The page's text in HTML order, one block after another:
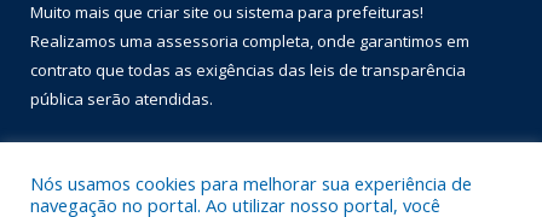
Muito mais que criar site ou sistema para prefeituras!
Realizamos uma assessoria completa, onde garantimos em
contrato que todas as exigências das leis de transparência
pública serão atendidas.
Nós usamos cookies para melhorar sua experiência de
navegação no portal. Ao utilizar nosso portal, você